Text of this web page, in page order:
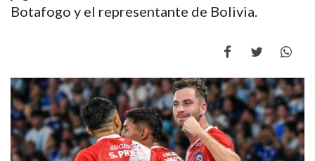
Botafogo y el representante de Bolivia.